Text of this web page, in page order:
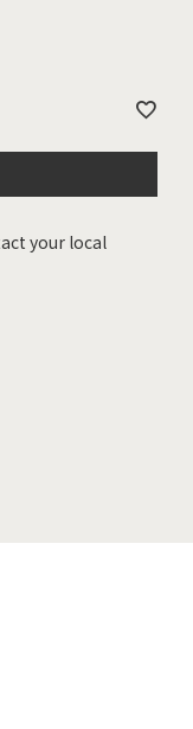
your local